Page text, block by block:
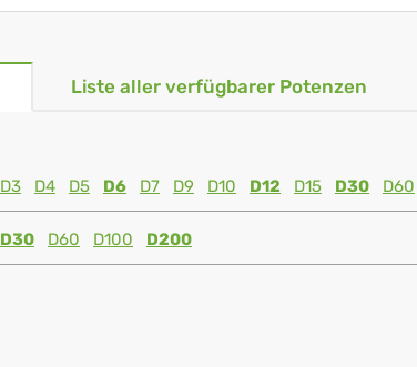
Liste aller verfügbarer Potenzen
D3 D4 D5 D6 D7 D9 D10 D12 D15 D30 D60
D30 D60 D100 D200